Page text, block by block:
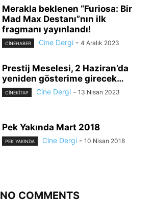
Merakla beklenen “Furiosa: Bir
Mad Max Destanı”nın ilk
fragmanı yayınlandı!
CINEHABER Cine Dergi - 4 Aralık 2023
Prestij Meselesi, 2 Haziran’da
yeniden gösterime girecek…
CİNEKİTAP Cine Dergi - 13 Nisan 2023
Pek Yakında Mart 2018
PEK YAKINDA Cine Dergi - 10 Nisan 2018
NO COMMENTS